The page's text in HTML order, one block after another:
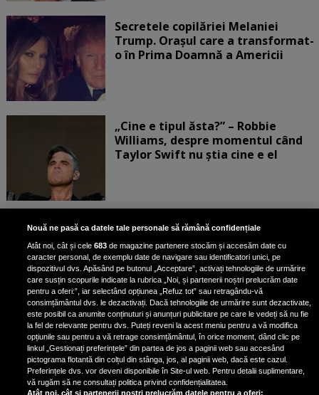
Secretele copilăriei Melaniei
Trump. Orașul care a transformat-
o în Prima Doamnă a Americii
„Cine e tipul ăsta?” – Robbie
Williams, despre momentul când
Taylor Swift nu știa cine e el
Bruce Dickinson, solistul trupei
Iron Maiden, şi-a arătat talentul
de scrimer la un concurs în Franţa
Nicki Minaj, acuzată de agresiune
de fostul manager: Detalii șocante
din proces
Nicki Minaj le-a lăudat pe...
Nouă ne pasă ca datele tale personale să rămână confidențiale
Atât noi, cât și cele683 de magazine partenere stocăm și accesăm date cu
caracter personal, de exemplu date de navigare sau identificatori unici, pe
dispozitivul dvs. Apăsând pe butonul „Acceptare”, activați tehnologiile de urmărire
care susțin scopurile indicate la rubrica „Noi, și partenerii noștri prelucrăm date
pentru a oferi:”, iar selectând opțiunea „Refuz tot” sau retragându-vă
consimțământul dvs. le dezactivați. Dacă tehnologiile de urmărire sunt dezactivate,
este posibil ca anumite conținuturi și anunțuri publicitare pe care le vedeți să nu fie
la fel de relevante pentru dvs. Puteți reveni la acest meniu pentru a vă modifica
opțiunile sau pentru a vă retrage consimțământul, în orice moment, dând clic pe
linkul „Gestionați preferințele” din partea de jos a paginii web sau accesând
pictograma flotantă din colțul din stânga, jos, al paginii web, dacă este cazul.
Preferințele dvs. vor deveni disponibile în Site-ul web. Pentru detalii suplimentare,
vă rugăm să ne consultați politica privind confidențialitatea.
Atât noi, cât și partenerii noștri prelucrăm datele pentru a oferi: